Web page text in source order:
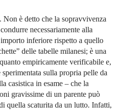
Non è detto che la sopravvivenza
necessariamente alla
inferiore rispetto a quello
delle tabelle milanesi; è una
empiricamente verificabile e,
sulla propria pelle da
casistica in esame – che la
gravissime di un parente può
quella scaturita da un lutto. Infatti,